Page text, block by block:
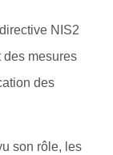
NIS2
des mesures
des
son rôle, les